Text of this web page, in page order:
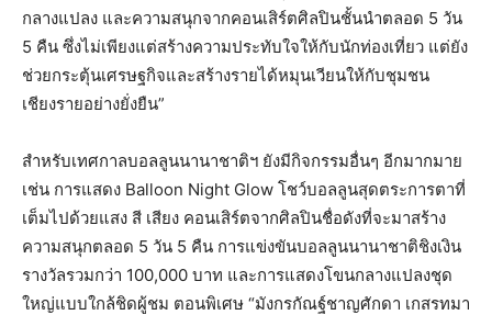
กลางแปลง และความสนุกจากคอนเสิร์ตศิลปินชั้นนำตลอด 5 วัน
5 คืน ซึ่งไม่เพียงแต่สร้างความประทับใจให้กับนักท่องเที่ยว แต่ยัง
ช่วยกระตุ้นเศรษฐกิจและสร้างรายได้หมุนเวียนให้กับชุมชน
เชียงรายอย่างยั่งยืน”
สำหรับเทศกาลบอลลูนนานาชาติฯ ยังมีกิจกรรมอื่นๆ อีกมากมาย
เช่น การแสดง Balloon Night Glow โชว์บอลลูนสุดตระการตาที่
เต็มไปด้วยแสง สี เสียง คอนเสิร์ตจากศิลปินชื่อดังที่จะมาสร้าง
ความสนุกตลอด 5 วัน 5 คืน การแข่งขันบอลลูนนานาชาติชิงเงิน
รางวัลรวมกว่า 100,000 บาท และการแสดงโขนกลางแปลงชุด
ใหญ่แบบใกล้ชิดผู้ชม ตอนพิเศษ “มังกรกัณฐ์ชาญศักดา เกสรทมา